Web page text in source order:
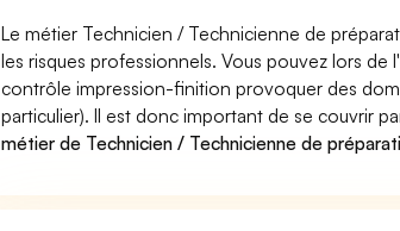
Le métier Technicien / Technicienne de
les risques professionnels. Vous pouvez lors
contrôle impression-finition provoquer des
particulier). Il est donc important de se couvrir
métier de Technicien / Technicienne de